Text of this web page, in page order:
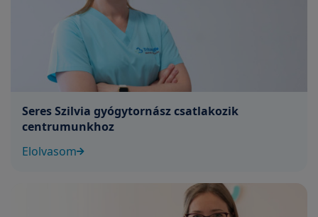
Seres Szilvia gyógytornász csatlakozik
centrumunkhoz
Elolvasom